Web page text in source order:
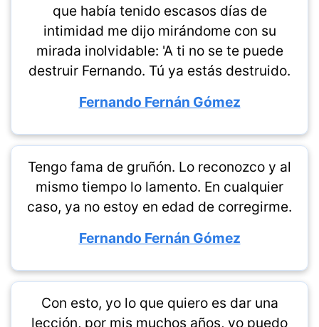
que había tenido escasos días de
intimidad me dijo mirándome con su
mirada inolvidable: 'A ti no se te puede
destruir Fernando. Tú ya estás destruido.
Fernando Fernán Gómez
Tengo fama de gruñón. Lo reconozco y al
mismo tiempo lo lamento. En cualquier
caso, ya no estoy en edad de corregirme.
Fernando Fernán Gómez
Con esto, yo lo que quiero es dar una
lección, por mis muchos años, yo puedo